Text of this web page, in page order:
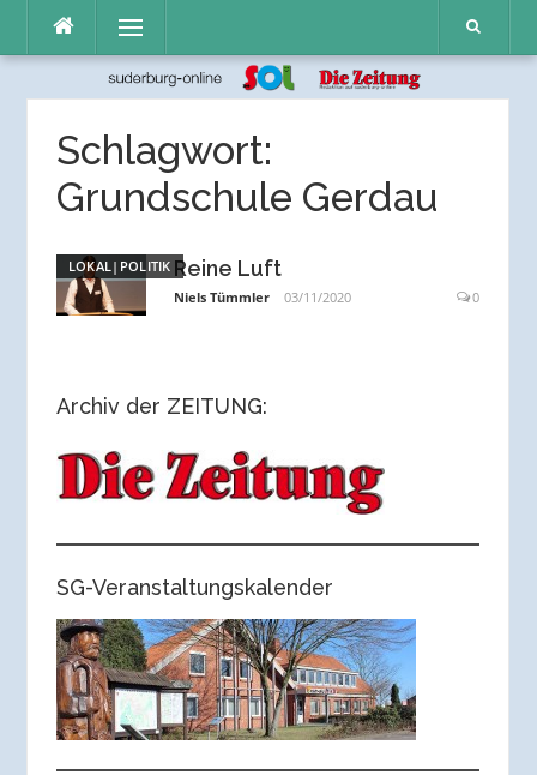
Inhalt
Menü
Schlagwort:
Grundschule Gerdau
LOKAL|POLITIK Reine Luft
Niels Tümmler 03/11/2020 0
Archiv der ZEITUNG:
SG-Veranstaltungskalender